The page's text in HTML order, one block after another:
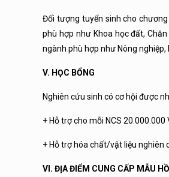
Đối tượng tuyển sinh cho
phù hợp như Khoa học đất,
ngành phù hợp như Nông nghiệp,
V. HỌC BỔNG
Nghiên cứu sinh có cơ hội được
+ Hỗ trợ cho mỗi NCS
+ Hỗ trợ hóa chất/vật liệu
VI. ĐỊA ĐIỂM CUNG CẤP MẪU